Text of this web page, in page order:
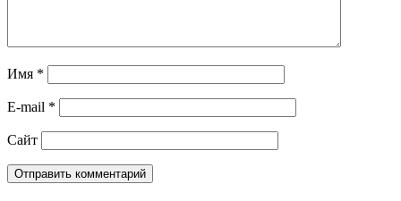
Имя *
E-mail *
Сайт